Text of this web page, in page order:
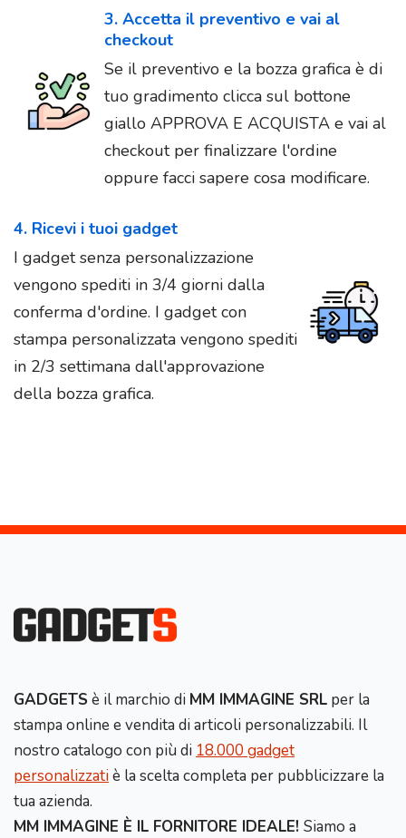
3. Accetta il preventivo e vai al
checkout
Se il preventivo e la bozza grafica è di
tuo gradimento clicca sul bottone
giallo APPROVA E ACQUISTA e vai al
checkout per finalizzare l'ordine
oppure facci sapere cosa modificare.
4. Ricevi i tuoi gadget
I gadget senza personalizzazione
vengono spediti in 3/4 giorni dalla
conferma d'ordine. I gadget con
stampa personalizzata vengono spediti
in 2/3 settimana dall'approvazione
della bozza grafica.
GADGETS è il marchio di MM IMMAGINE SRL per la
stampa online e vendita di articoli personalizzabili. Il
nostro catalogo con più di 18.000 gadget
personalizzatiè la scelta completa per pubblicizzare la
tua azienda.
MM IMMAGINE È IL FORNITORE IDEALE! Siamo a